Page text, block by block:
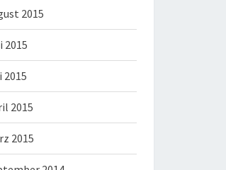
2015
2015
2015
2015
2015